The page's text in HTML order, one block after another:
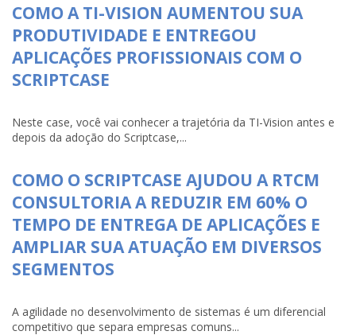
COMO A TI-VISION AUMENTOU SUA
PRODUTIVIDADE E ENTREGOU
APLICAÇÕES PROFISSIONAIS COM O
SCRIPTCASE
Neste case, você vai conhecer a trajetória da TI-Vision antes e
depois da adoção do Scriptcase,...
COMO O SCRIPTCASE AJUDOU A RTCM
CONSULTORIA A REDUZIR EM 60% O
TEMPO DE ENTREGA DE APLICAÇÕES E
AMPLIAR SUA ATUAÇÃO EM DIVERSOS
SEGMENTOS
A agilidade no desenvolvimento de sistemas é um diferencial
competitivo que separa empresas comuns...